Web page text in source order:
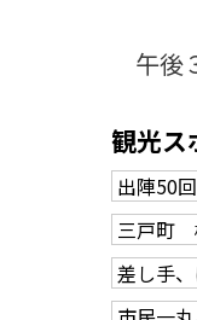
午後
観光ス
出陣50
三戸町
差し手